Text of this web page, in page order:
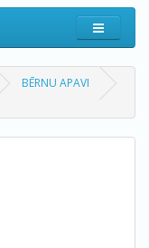
BĒRNU APAVI